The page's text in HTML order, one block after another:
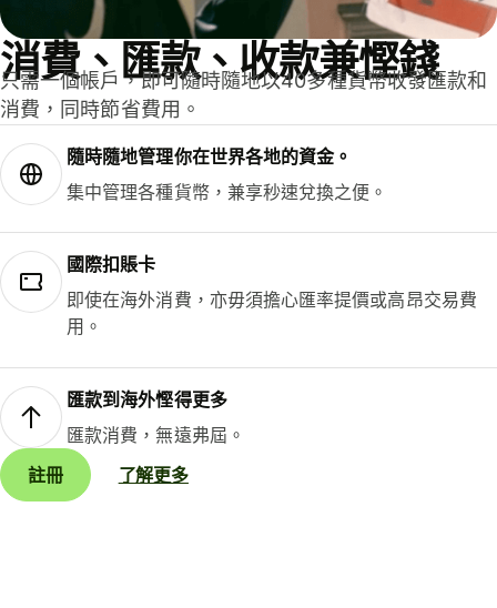
消費、匯款、收款兼慳錢
只需一個帳戶，即可隨時隨地以40多種貨幣收發匯款和
消費，同時節省費用。
隨時隨地管理你在世界各地的資金。
集中管理各種貨幣，兼享秒速兌換之便。
國際扣賬卡
即使在海外消費，亦毋須擔心匯率提價或高昂交易費
用。
匯款到海外慳得更多
匯款消費，無遠弗屆。
註冊
了解更多